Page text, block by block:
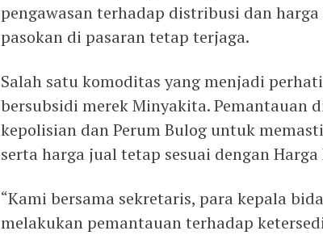
pengawasan terhadap distribusi dan
pasokan di pasaran tetap terjaga.
Salah satu komoditas yang menjadi
bersubsidi merek Minyakita. Pemantauan
kepolisian dan Perum Bulog untuk
serta harga jual tetap sesuai dengan
“Kami bersama sekretaris, para kepala
melakukan pemantauan terhadap